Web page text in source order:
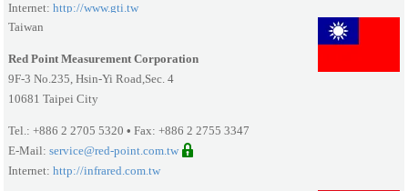
Internet:http://www.gti.tw
Taiwan
Red Point Measurement Corporation
9F-3 No.235, Hsin-Yi Road,Sec. 4
10681 Taipei City
Tel.: +886 2 2705 5320 •Fax: +886 2 2755 3347
E-Mail:service@red-point.com.tw
Internet:http://infrared.com.tw